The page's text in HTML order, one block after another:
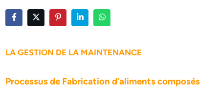
LA GESTION DE LA MAINTENANCE
Processus de Fabrication d’aliments composés